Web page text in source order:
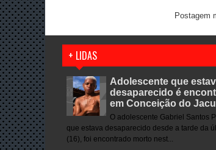
Postagem
+ LIDAS
Adolescente que
desaparecido é
em Conceição do
O adolescente Gabriel Santos
que estava desaparecido desde a tarde da
(16), foi encontrado morto nest...